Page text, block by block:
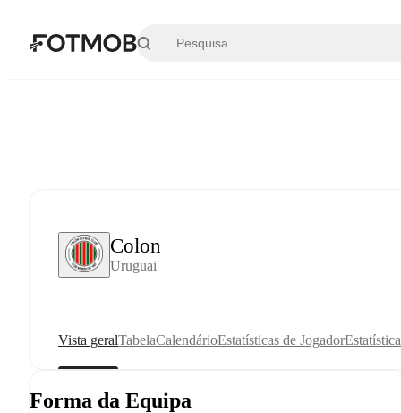
Colon
Uruguai
Vista geralTabelaCalendárioEstatísticas de Jogador
Forma da Equipa